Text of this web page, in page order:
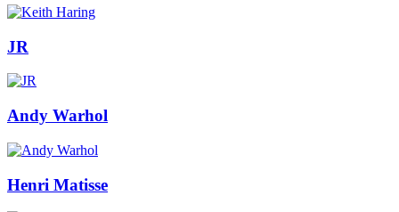
JR
Andy Warhol
Henri Matisse